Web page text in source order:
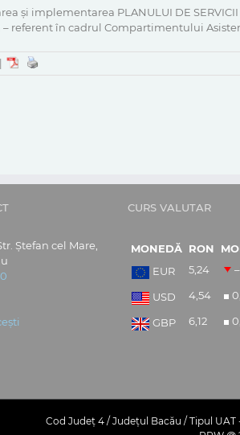
și implementarea PLANULUI DE
– referent în cadrul Compartimentului
Ștefan cel Mare,
CURS VALUTAR
MONEDĂ RON
EUR
5,24
USD 4,54
GBP 6,12
Cod Județ 4 / Județul Bacău / Tipul